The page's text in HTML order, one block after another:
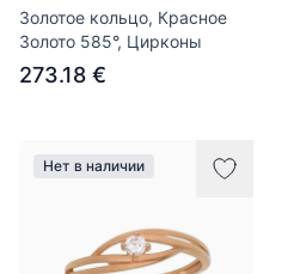
Золотое кольцо, Красное
Золото 585°, Цирконы
273.18 €
Нет в наличии